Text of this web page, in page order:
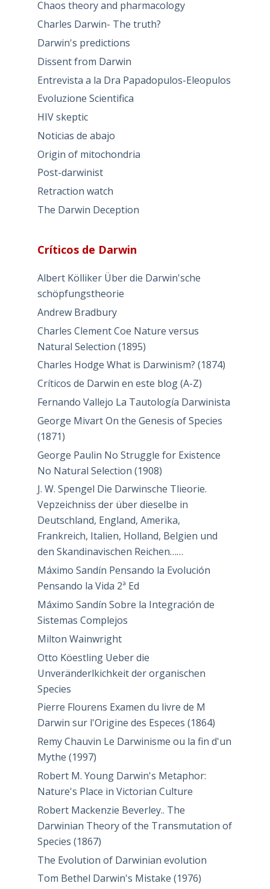
Chaos theory and pharmacology
Charles Darwin- The truth?
Darwin's predictions
Dissent from Darwin
Entrevista a la Dra Papadopulos-Eleopulos
Evoluzione Scientifica
HIV skeptic
Noticias de abajo
Origin of mitochondria
Post-darwinist
Retraction watch
The Darwin Deception
Críticos de Darwin
Albert Kölliker Über die Darwin'sche
schöpfungstheorie
Andrew Bradbury
Charles Clement Coe Nature versus
Natural Selection (1895)
Charles Hodge What is Darwinism? (1874)
Críticos de Darwin en este blog (A-Z)
Fernando Vallejo La Tautología Darwinista
George Mivart On the Genesis of Species
(1871)
George Paulin No Struggle for Existence
No Natural Selection (1908)
J. W. Spengel Die Darwinsche Tlieorie.
Vepzeichniss der über dieselbe in
Deutschland, England, Amerika,
Frankreich, Italien, Holland, Belgien und
den Skandinavischen Reichen……
Máximo Sandín Pensando la Evolución
Pensando la Vida 2ª Ed
Máximo Sandín Sobre la Integración de
Sistemas Complejos
Milton Wainwright
Otto Köestling Ueber die
Unveränderlkichkeit der organischen
Species
Pierre Flourens Examen du livre de M
Darwin sur l'Origine des Especes (1864)
Remy Chauvin Le Darwinisme ou la fin d'un
Mythe (1997)
Robert M. Young Darwin's Metaphor:
Nature's Place in Victorian Culture
Robert Mackenzie Beverley.. The
Darwinian Theory of the Transmutation of
Species (1867)
The Evolution of Darwinian evolution
Tom Bethel Darwin's Mistake (1976)